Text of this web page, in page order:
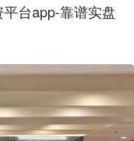
台app-靠谱实盘